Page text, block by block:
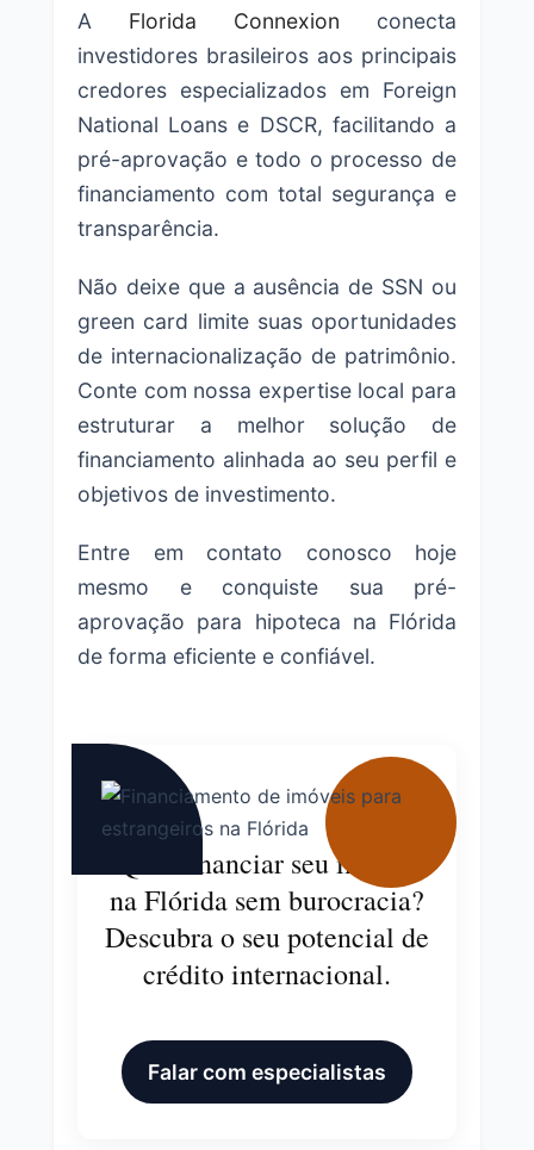
A Florida Connexion conecta
investidores brasileiros aos principais
credores especializados em Foreign
National Loans e DSCR, facilitando a
pré-aprovação e todo o processo de
financiamento com total segurança e
transparência.
Não deixe que a ausência de SSN ou
green card limite suas oportunidades
de internacionalização de patrimônio.
Conte com nossa expertise local para
estruturar a melhor solução de
financiamento alinhada ao seu perfil e
objetivos de investimento.
Entre em contato conosco hoje
mesmo e conquiste sua pré-
aprovação para hipoteca na Flórida
de forma eficiente e confiável.
Quer financiar seu imóvel
na Flórida sem burocracia?
Descubra o seu potencial de
crédito internacional.
Falar com especialistas